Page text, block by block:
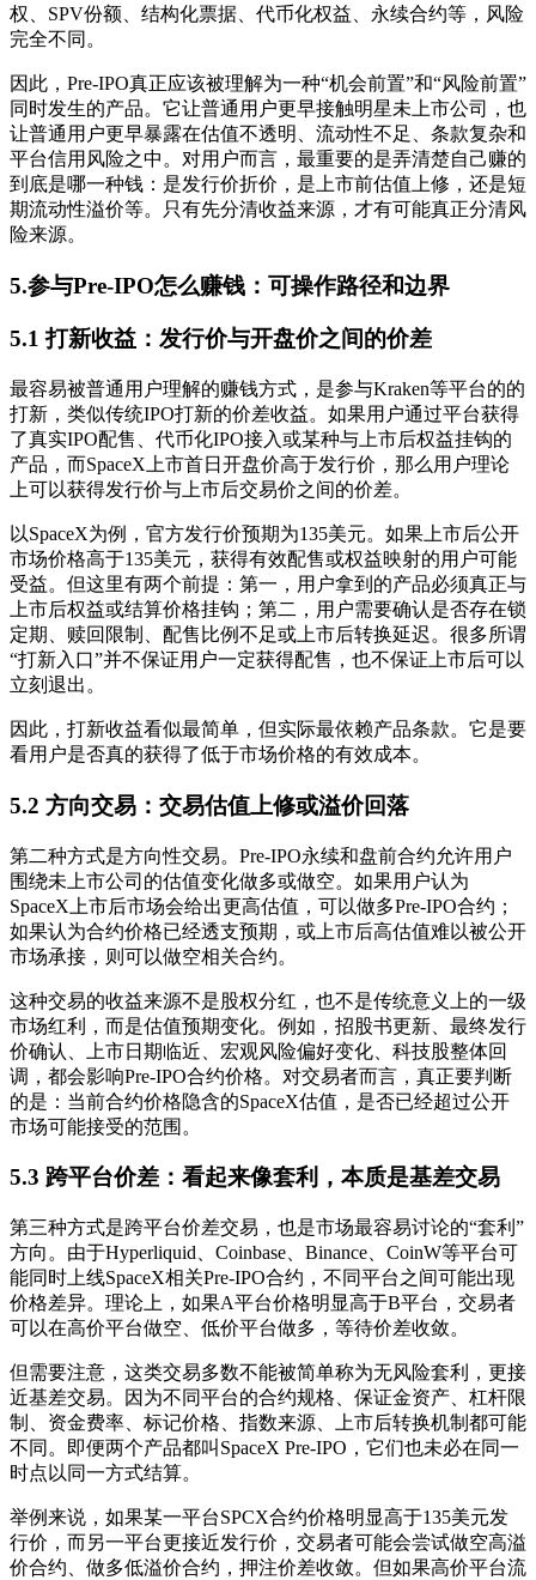
权、SPV份额、结构化票据、代币化权益、永续合约等，风险
完全不同。
因此，Pre-IPO真正应该被理解为一种“机会前置”和“风险前置”
同时发生的产品。它让普通用户更早接触明星未上市公司，也
让普通用户更早暴露在估值不透明、流动性不足、条款复杂和
平台信用风险之中。对用户而言，最重要的是弄清楚自己赚的
到底是哪一种钱：是发行价折价，是上市前估值上修，还是短
期流动性溢价等。只有先分清收益来源，才有可能真正分清风
险来源。
5.参与Pre-IPO怎么赚钱：可操作路径和边界
5.1 打新收益：发行价与开盘价之间的价差
最容易被普通用户理解的赚钱方式，是参与Kraken等平台的的
打新，类似传统IPO打新的价差收益。如果用户通过平台获得
了真实IPO配售、代币化IPO接入或某种与上市后权益挂钩的
产品，而SpaceX上市首日开盘价高于发行价，那么用户理论
上可以获得发行价与上市后交易价之间的价差。
以SpaceX为例，官方发行价预期为135美元。如果上市后公开
市场价格高于135美元，获得有效配售或权益映射的用户可能
受益。但这里有两个前提：第一，用户拿到的产品必须真正与
上市后权益或结算价格挂钩；第二，用户需要确认是否存在锁
定期、赎回限制、配售比例不足或上市后转换延迟。很多所谓
“打新入口”并不保证用户一定获得配售，也不保证上市后可以
立刻退出。
因此，打新收益看似最简单，但实际最依赖产品条款。它是要
看用户是否真的获得了低于市场价格的有效成本。
5.2 方向交易：交易估值上修或溢价回落
第二种方式是方向性交易。Pre-IPO永续和盘前合约允许用户
围绕未上市公司的估值变化做多或做空。如果用户认为
SpaceX上市后市场会给出更高估值，可以做多Pre-IPO合约；
如果认为合约价格已经透支预期，或上市后高估值难以被公开
市场承接，则可以做空相关合约。
这种交易的收益来源不是股权分红，也不是传统意义上的一级
市场红利，而是估值预期变化。例如，招股书更新、最终发行
价确认、上市日期临近、宏观风险偏好变化、科技股整体回
调，都会影响Pre-IPO合约价格。对交易者而言，真正要判断
的是：当前合约价格隐含的SpaceX估值，是否已经超过公开
市场可能接受的范围。
5.3 跨平台价差：看起来像套利，本质是基差交易
第三种方式是跨平台价差交易，也是市场最容易讨论的“套利”
方向。由于Hyperliquid、Coinbase、Binance、CoinW等平台可
能同时上线SpaceX相关Pre-IPO合约，不同平台之间可能出现
价格差异。理论上，如果A平台价格明显高于B平台，交易者
可以在高价平台做空、低价平台做多，等待价差收敛。
但需要注意，这类交易多数不能被简单称为无风险套利，更接
近基差交易。因为不同平台的合约规格、保证金资产、杠杆限
制、资金费率、标记价格、指数来源、上市后转换机制都可能
不同。即便两个产品都叫SpaceX Pre-IPO，它们也未必在同一
时点以同一方式结算。
举例来说，如果某一平台SPCX合约价格明显高于135美元发
行价，而另一平台更接近发行价，交易者可能会尝试做空高溢
价合约、做多低溢价合约，押注价差收敛。但如果高价平台流